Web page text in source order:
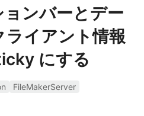
ンバーとデー
ライアント情報
にする
FileMakerServer